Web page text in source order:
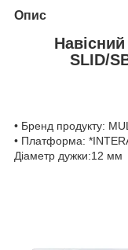
Опис
SLID/
• Бренд продукту:
• Платформа:
Діаметр дужки:12 мм